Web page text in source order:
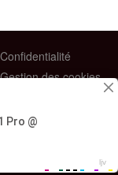
Confidentialité
Gestion des cookies
Retour et échange